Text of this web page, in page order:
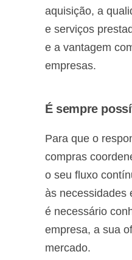
aquisição, a
e serviços
e a vantagem
empresas.
É sempre
Para que o
compras
o seu fluxo
às necessidades
é necessário
empresa, a sua
mercado.